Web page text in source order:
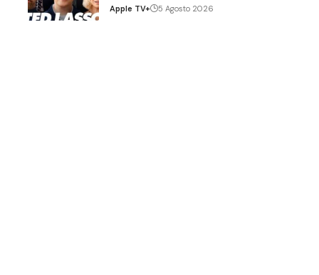
Apple TV+ 5 Agosto 2026